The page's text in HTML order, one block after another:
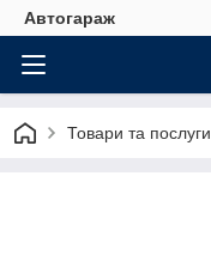
Автогараж
Товари та послуги